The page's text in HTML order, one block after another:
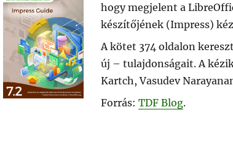
hogy megjelent a
készítőjének (Impress)
A kötet 374 oldalon
új – tulajdonságait. A
Kartch, Vasudev
Forrás: TDF Blog.